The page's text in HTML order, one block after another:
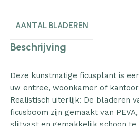
AANTAL BLADEREN
Beschrijving
Deze kunstmatige ficusplant is
uw entree, woonkamer of
Realistisch uiterlijk: De bladeren
ficusboom zijn gemaakt van